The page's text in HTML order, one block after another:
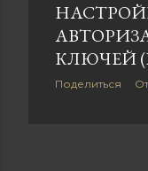
КЛЮЧЕЙ
Поделиться